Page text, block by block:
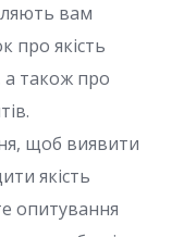
вам
про якість
а також про
щоб виявити
якість
опитування